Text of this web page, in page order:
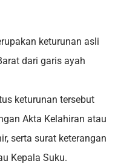
keturunan asli
dari garis ayah
keturunan tersebut
Akta Kelahiran atau
serta surat keterangan
Kepala Suku.